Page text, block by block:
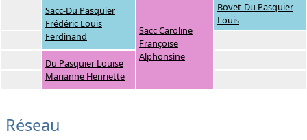
Sacc-Du Pasquier
Frédéric Louis
Ferdinand
Sacc Caroline
Françoise
Alphonsine
Bovet-Du Pasquier
Louis
Du Pasquier Louise
Marianne Henriette
Réseau